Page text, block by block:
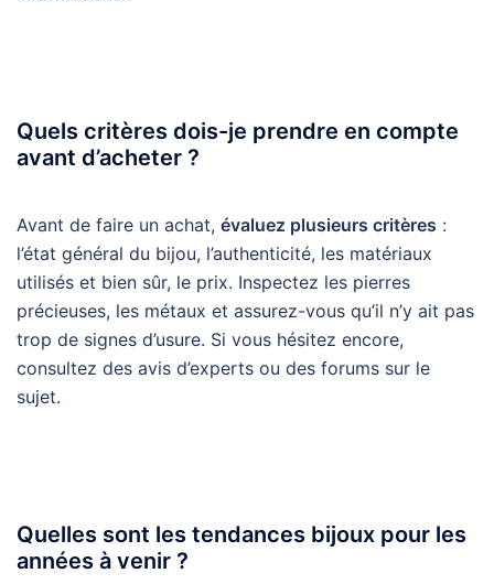
Quels critères dois-je prendre en compte
avant d’acheter ?
Avant de faire un achat, évaluez plusieurs critères :
l’état général du bijou, l’authenticité, les matériaux
utilisés et bien sûr, le prix. Inspectez les pierres
précieuses, les métaux et assurez-vous qu’il n’y ait pas
trop de signes d’usure. Si vous hésitez encore,
consultez des avis d’experts ou des forums sur le
sujet.
Quelles sont les tendances bijoux pour les
années à venir ?